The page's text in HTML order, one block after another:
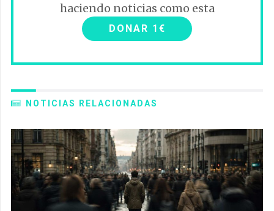
haciendo noticias como esta
DONAR 1€
NOTICIAS RELACIONADAS